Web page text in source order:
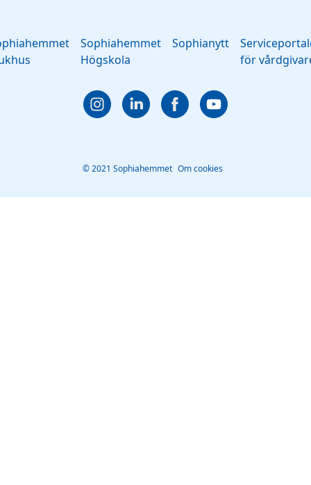
Sophiahemmet
Högskola
Sophianytt
för
© 2021 Sophiahemmet Om cookies